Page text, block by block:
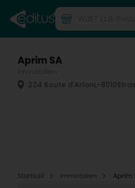
Aprim SA
224 Route d'ArlonL-8010
Startsäit
Immobilien Aprim